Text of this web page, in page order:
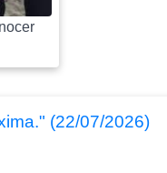
(22/07/2026)